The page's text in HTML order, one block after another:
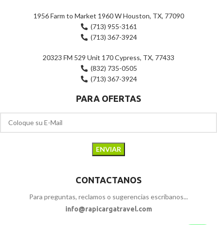
1956 Farm to Market 1960 W Houston, TX, 77090
(713) 955-3161
(713) 367-3924
20323 FM 529 Unit 170 Cypress, TX, 77433
(832) 735-0505
(713) 367-3924
PARA OFERTAS
CONTACTANOS
Para preguntas, reclamos o sugerencias escríbanos...
info@rapicargatravel.com